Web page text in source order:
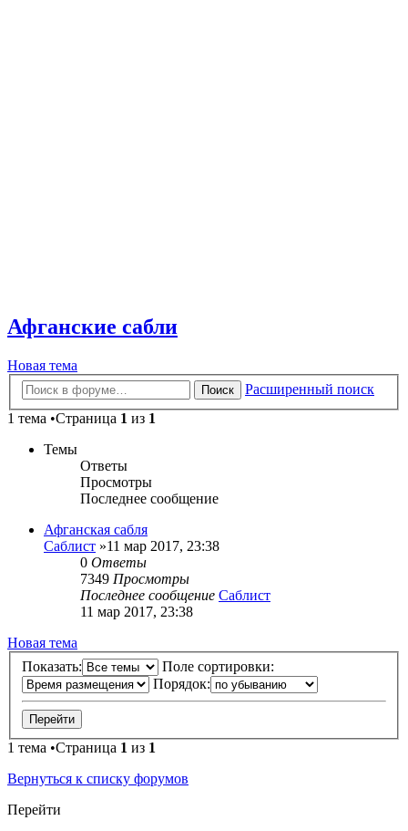
Афганские сабли
Новая тема
Поиск
Расширенный поиск
1 тема •Страница 1 из 1
Темы
Ответы
Просмотры
Последнее сообщение
Афганская сабля
Саблист »11 мар 2017, 23:38
0 Ответы
7349 Просмотры
Последнее сообщение Саблист
11 мар 2017, 23:38
Новая тема
Показать:
Поле сортировки:
Порядок:
1 тема •Страница 1 из 1
Вернуться к списку форумов
Перейти